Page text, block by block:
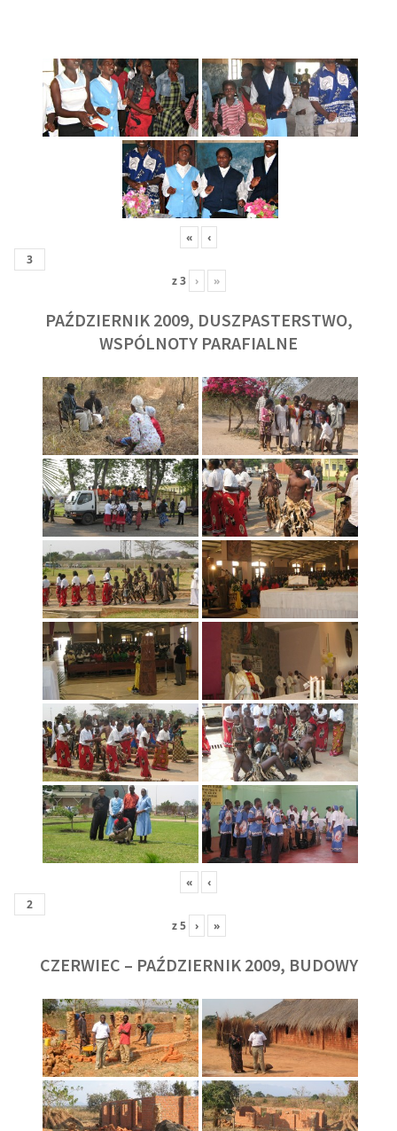
« ‹
z3 › »
PAŹDZIERNIK 2009, DUSZPASTERSTWO,
WSPÓLNOTY PARAFIALNE
« ‹
z5 › »
CZERWIEC – PAŹDZIERNIK 2009, BUDOWY